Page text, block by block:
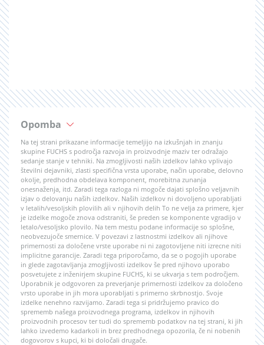
Opomba
Na tej strani prikazane informacije temeljijo na izkušnjah in znanju
skupine FUCHS s področja razvoja in proizvodnje maziv ter odražajo
sedanje stanje v tehniki. Na zmogljivosti naših izdelkov lahko vplivajo
številni dejavniki, zlasti specifična vrsta uporabe, način uporabe, delovno
okolje, predhodna obdelava komponent, morebitna zunanja
onesnaženja, itd. Zaradi tega razloga ni mogoče dajati splošno veljavnih
izjav o delovanju naših izdelkov. Naših izdelkov ni dovoljeno uporabljati
v letalih/vesoljskih plovilih ali v njihovih delih To ne velja za primere, kjer
je izdelke mogoče znova odstraniti, še preden se komponente vgradijo v
letalo/vesoljsko plovilo. Na tem mestu podane informacije so splošne,
neobvezujoče smernice. V povezavi z lastnostmi izdelkov ali njihove
primernosti za določene vrste uporabe ni ni zagotovljene niti izrecne niti
implicitne garancije. Zaradi tega priporočamo, da se o pogojih uporabe
in glede zagotavljanja zmogljivosti izdelkov še pred njihovo uporabo
posvetujete z inženirjem skupine FUCHS, ki se ukvarja s tem področjem.
Uporabnik je odgovoren za preverjanje primernosti izdelkov za določeno
vrsto uporabe in jih mora uporabljati s primerno skrbnostjo. Svoje
izdelke nenehno razvijamo. Zaradi tega si pridržujemo pravico do
sprememb našega proizvodnega programa, izdelkov in njihovih
proizvodnih procesov ter tudi do sprememb podatkov na tej strani, ki jih
lahko izvedemo kadarkoli in brez predhodnega opozorila, če ni nobenih
dogovorov s kupci, ki bi določali drugače.